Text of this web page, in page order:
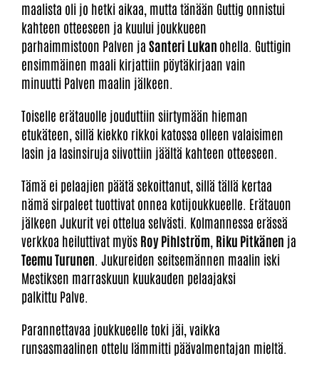
maalista oli jo hetki aikaa, mutta tänään Guttig onnistui
kahteen otteeseen ja kuului joukkueen
parhaimmistoon Palven ja Santeri Lukan ohella. Guttigin
ensimmäinen maali kirjattiin pöytäkirjaan vain
minuutti Palven maalin jälkeen.
Toiselle erätauolle jouduttiin siirtymään hieman
etukäteen, sillä kiekko rikkoi katossa olleen valaisimen
lasin ja lasinsiruja siivottiin jäältä kahteen otteeseen.
Tämä ei pelaajien päätä sekoittanut, sillä tällä kertaa
nämä sirpaleet tuottivat onnea kotijoukkueelle. Erätauon
jälkeen Jukurit vei ottelua selvästi. Kolmannessa erässä
verkkoa heiluttivat myös Roy Pihlström Riku Pitkänen ja
Teemu Turunen . Jukureiden seitsemännen maalin iski
Mestiksen marraskuun kuukauden pelaajaksi
palkittu Palve.
Parannettavaa joukkueelle toki jäi, vaikka
runsasmaalinen ottelu lämmitti päävalmentajan mieltä.